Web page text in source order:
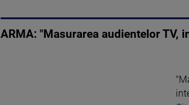
ARMA: "Masurarea audientelor TV,